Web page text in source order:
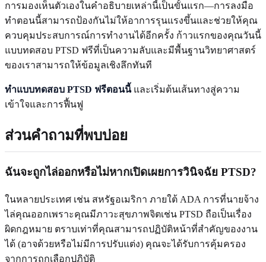
การมองเห็นตัวเองในคำอธิบายเหล่านี้เป็นขั้นแรก—การลงมือ
ทำตอนนี้สามารถป้องกันไม่ให้อาการรุนแรงขึ้นและช่วยให้คุณ
ควบคุมประสบการณ์การทำงานได้อีกครั้ง ก้าวแรกของคุณวันนี้
แบบทดสอบ PTSD ฟรีที่เป็นความลับและมีพื้นฐานวิทยาศาสตร์
ของเราสามารถให้ข้อมูลเชิงลึกทันที
ทำแบบทดสอบ PTSD ฟรีตอนนี้และเริ่มต้นเส้นทางสู่ความ
เข้าใจและการฟื้นฟู
ส่วนคำถามที่พบบ่อย
ฉันจะถูกไล่ออกหรือไม่หากเปิดเผยการวินิจฉัย PTSD?
ในหลายประเทศ เช่น สหรัฐอเมริกา ภายใต้ ADA การที่นายจ้าง
ไล่คุณออกเพราะคุณมีภาวะสุขภาพจิตเช่น PTSD ถือเป็นเรื่อง
ผิดกฎหมาย ตราบเท่าที่คุณสามารถปฏิบัติหน้าที่สำคัญของงาน
ได้ (อาจด้วยหรือไม่มีการปรับแต่ง) คุณจะได้รับการคุ้มครอง
จากการถูกเลือกปฏิบัติ